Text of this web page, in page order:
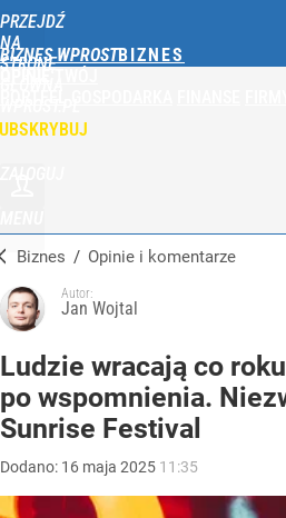
PRZEJDŹ
NA
STRONĘ
BIZNES WPROST
Biznes / Opinie i komentarze
Autor:
Jan Wojtal
Ludzie wracają co roku
po wspomnienia.
Sunrise Festival
Dodano: 16 maja 2025 11:35